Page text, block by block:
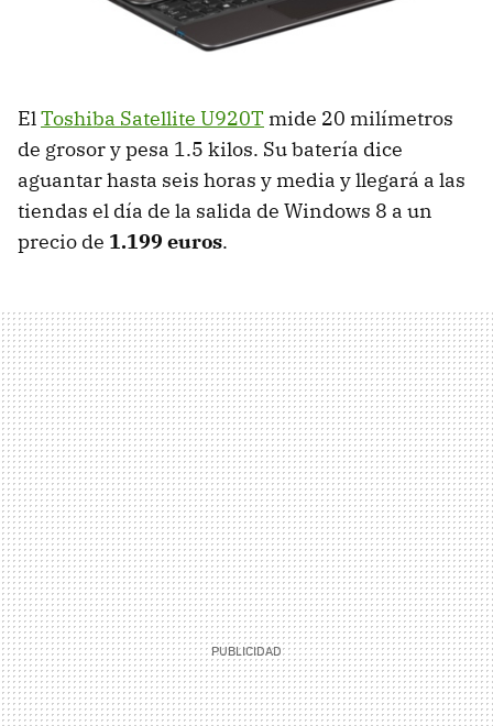
El Toshiba Satellite U920T mide 20 milímetros
de grosor y pesa 1.5 kilos. Su batería dice
aguantar hasta seis horas y media y llegará a las
tiendas el día de la salida de Windows 8 a un
precio de 1.199 euros.